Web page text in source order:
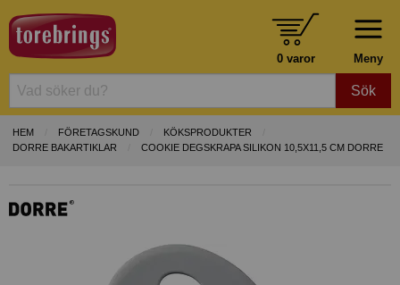
Meny
0 varor
Sök
HEM FÖRETAGSKUND
KÖKSPRODUKTER
DORRE BAKARTIKLAR
COOKIE DEGSKRAPA SILIKON 10,5X11,5 CM DORRE